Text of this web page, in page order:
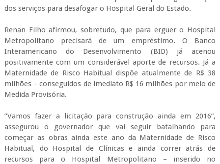
dos serviços para desafogar o Hospital Geral do Estado.
Renan Filho afirmou, sobretudo, que para erguer o Hospital
Metropolitano precisará de um empréstimo. O Banco
Interamericano do Desenvolvimento (BID) já acenou
positivamente com um considerável aporte de recursos. Já a
Maternidade de Risco Habitual dispõe atualmente de R$ 38
milhões – conseguidos de imediato R$ 16 milhões por meio de
Medida Provisória.
“Vamos fazer a licitação para construção ainda em 2016”,
assegurou o governador que vai seguir batalhando para
começar as obras ainda este ano da Maternidade de Risco
Habitual, do Hospital de Clínicas e ainda correr atrás de
recursos para o Hospital Metropolitano – inserido no